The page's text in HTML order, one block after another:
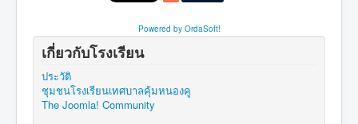
Powered by OrdaSoft!
เกี่ยวกับโรงเรียน
ประวัติ
ชุมชนโรงเรียนเทศบาลคุ้มหนองคู
The Joomla! Community